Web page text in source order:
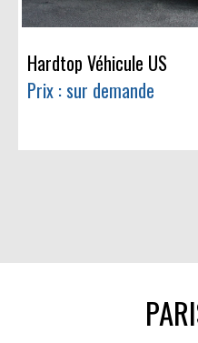
Hardtop Véhicule US
Prix : sur demande